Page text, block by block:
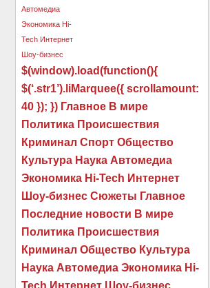
$(window).load(function(){
$(‘.str1’).liMarquee({ scrollamount:
40 }); }) Главное В мире
Политика Происшествия
Криминал Спорт Общество
Культура Наука Автомедиа
Экономика Hi-Tech Интернет
Шоу-бизнес Сюжеты Главное
Последние новости В мире
Политика Происшествия
Криминал Общество Культура
Наука Автомедиа Экономика Hi-
Tech Интернет Шоу-бизнес